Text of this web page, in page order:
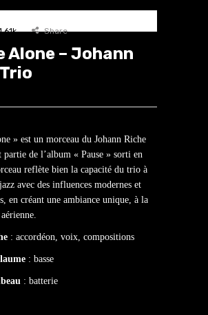
Share
Alone – Johann
» est un morceau du Johann Riche
de l’album « Pause » sorti en
reflète bien la capacité du trio à
avec des influences modernes et
en créant une ambiance unique, à la
: accordéon, voix, compositions
: basse
: batterie